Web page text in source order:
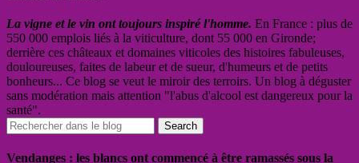
La vigne et le vin ont toujours inspiré l'homme. En France : plus de
550 000 emplois liés à la viticulture, dont 55 000 en Gironde;
derrière ces châteaux et domaines viticoles des histoires fabuleuses,
douloureuses, faites de labeur et de sueur, d'humeurs et de petits
bonheurs... Ce blog se veut le miroir des terroirs. Un blog à déguster
sans modération mais attention "l'abus d'alcool est dangereux pour la
santé".
Vendanges : les blancs ont commencé à être ramassés sous la